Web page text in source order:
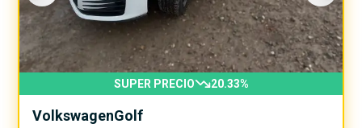
SUPER PRECIO 20.33%
VolkswagenGolf